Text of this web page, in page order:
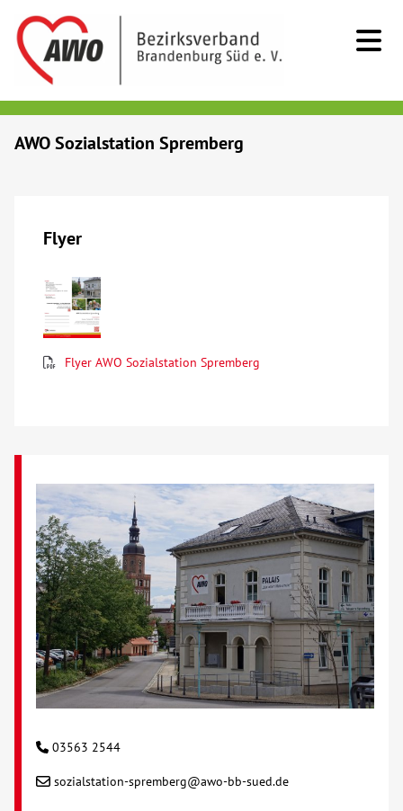
Menschen mit Behinderung
Beratung & Hilfe
Begegnung
Veranstaltungen
Spenden
Mitmachen
Karriere
Ausbildung
Glossar
AWO Sozialstation Spremberg
Flyer
Flyer AWO Sozialstation Spremberg
03563 2544
sozialstation-spremberg@awo-bb-sued.de